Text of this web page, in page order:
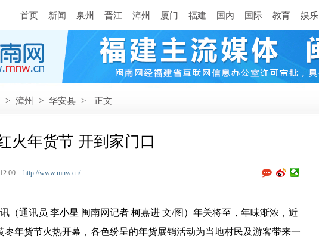
首页 新闻 泉州 晋江 漳州 厦门 福建 国内 国际 教育 娱乐
> 漳州 > 华安县 > 正文
火年货节 开到家门口
http://www.mnw.cn/
通讯员 李小星 闽南网记者 柯嘉进 文/图）年关将至，年味渐浓，近
枣年货节火热开幕，各色纷呈的年货展销活动为当地村民及游客带来一